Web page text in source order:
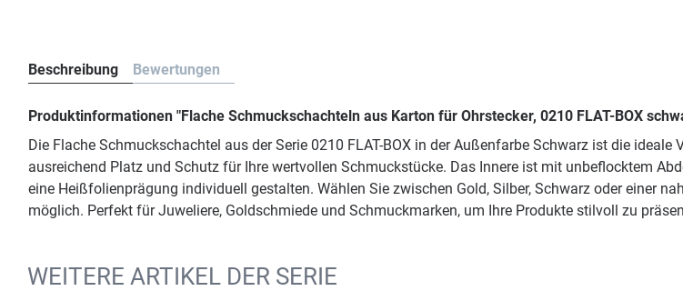
Beschreibung Bewertungen
Produktinformationen "Flache Schmuckschachteln aus Karton für Ohrstecker, 0210 FLAT-BOX
Die Flache Schmuckschachtel aus der Serie 0210 FLAT-BOX in der Außenfarbe Schwarz ist die
ausreichend Platz und Schutz für Ihre wertvollen Schmuckstücke. Das Innere ist mit unbeflocktem
eine Heißfolienprägung individuell gestalten. Wählen Sie zwischen Gold, Silber, Schwarz oder einer
möglich. Perfekt für Juweliere, Goldschmiede und Schmuckmarken, um Ihre Produkte stilvoll zu
WEITERE ARTIKEL DER SERIE